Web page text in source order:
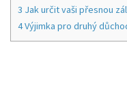
3 Jak určit vaši přesnou
4Výjimka pro druhý